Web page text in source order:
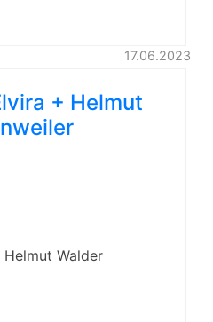
17.06.2023
+ Helmut
Walder